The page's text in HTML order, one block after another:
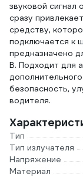
звуковой
сразу
средству,
подключается к
предназначено
В. Подходит для
безопасность,
водителя.
Тип
Тип излучателя
Напряжение
Материал